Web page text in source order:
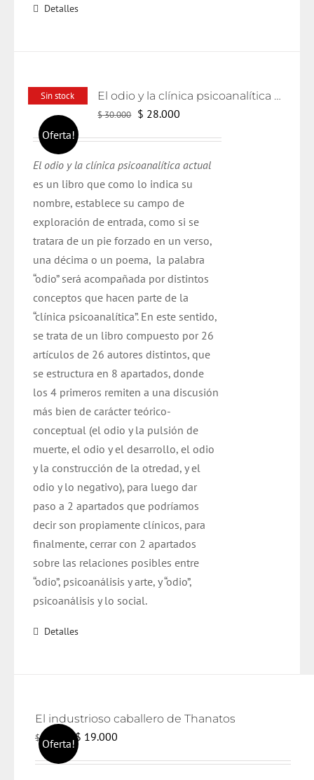
Detalles
Sin stock
Oferta!
El odio y la clínica psicoanalítica actual
$30.000 El
era:
$ 30.000.
$ 28.000
es:
$ 28.000.
El odio y la clínica psicoanalítica actual
es un libro que como lo indica su
nombre, establece su campo de
exploración de entrada, como si se
tratara de un pie forzado en un verso,
una décima o un poema, la palabra
“odio” será acompañada por distintos
conceptos que hacen parte de la
“clínica psicoanalítica”. En este sentido,
se trata de un libro compuesto por 26
artículos de 26 autores distintos, que
se estructura en 8 apartados, donde
los 4 primeros remiten a una discusión
más bien de carácter teórico-
conceptual (el odio y la pulsión de
muerte, el odio y el desarrollo, el odio
y la construcción de la otredad, y el
odio y lo negativo), para luego dar
paso a 2 apartados que podríamos
decir son propiamente clínicos, para
finalmente, cerrar con 2 apartados
sobre las relaciones posibles entre
“odio”, psicoanálisis y arte, y “odio”,
psicoanálisis y lo social.
Detalles
Oferta!
El industrioso caballero de Thanatos
$20.000
El
precio
$ 19.000